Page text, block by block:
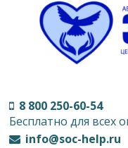
8 800 250-60-54
Бесплатно для всех
info@soc-help.ru